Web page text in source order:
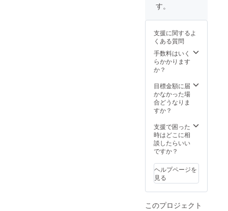
色をご
願いし
ます。
＜サイ
ズ＞
100～
ッズ用)
SS～
5L(大人
用) ＜カ
赤・
青・
黄・
緑・桃
す。
支援に関するよ
くある質問
手数料はいく
らかかります
か？
目標金額に届
かなかった場
合どうなりま
すか？
支援で困った
時はどこに相
談したらいい
ですか？
ヘルプページを
見る
このプロジェクト